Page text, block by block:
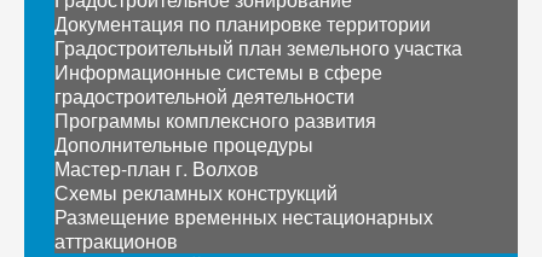
Документация по планировке территории
Градостроительный план земельного участка
Информационные системы в сфере
градостроительной деятельности
Программы комплексного развития
Дополнительные процедуры
Мастер-план г. Волхов
Схемы рекламных конструкций
Размещение временных нестационарных
аттракционов